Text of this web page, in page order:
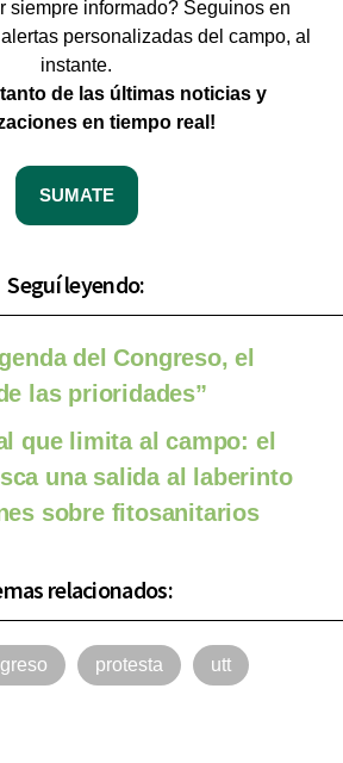
siempre informado? Seguinos en
personalizadas del campo, al
instante.
tanto de las últimas noticias y
en tiempo real!
SUMATE
Seguí leyendo:
del Congreso, el
las prioridades”
que limita al campo: el
una salida al laberinto
sobre fitosanitarios
relacionados:
protesta utt